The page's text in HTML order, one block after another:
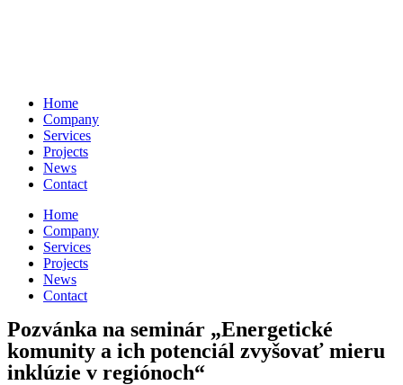
Home
Company
Services
Projects
News
Contact
Home
Company
Services
Projects
News
Contact
Pozvánka na seminár „Energetické
komunity a ich potenciál zvyšovať mieru
inklúzie v regiónoch“